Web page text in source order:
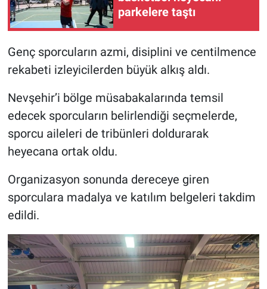
parkelere taştı
Genç sporcuların azmi, disiplini ve centilmence
rekabeti izleyicilerden büyük alkış aldı.
Nevşehir’i bölge müsabakalarında temsil
edecek sporcuların belirlendiği seçmelerde,
sporcu aileleri de tribünleri doldurarak
heyecana ortak oldu.
Organizasyon sonunda dereceye giren
sporculara madalya ve katılım belgeleri takdim
edildi.